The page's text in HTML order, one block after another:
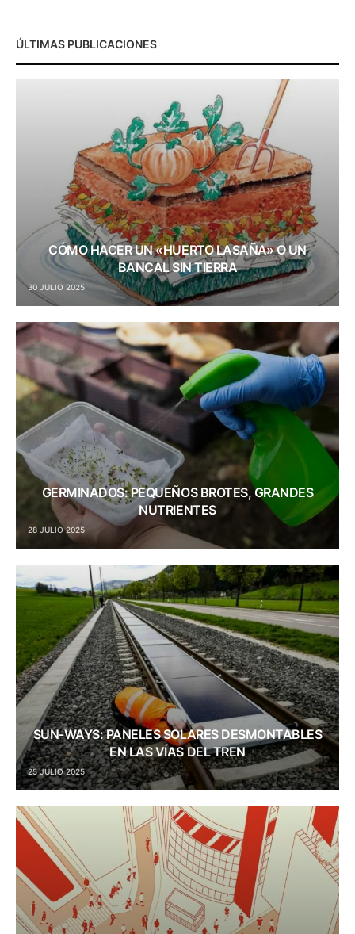
ÚLTIMAS PUBLICACIONES
CÓMO HACER UN «HUERTO LASAÑA» O UN
BANCAL SIN TIERRA
30 JULIO 2025
GERMINADOS: PEQUEÑOS BROTES, GRANDES
NUTRIENTES
28 JULIO 2025
SUN-WAYS: PANELES SOLARES DESMONTABLES
EN LAS VÍAS DEL TREN
25 JULIO 2025